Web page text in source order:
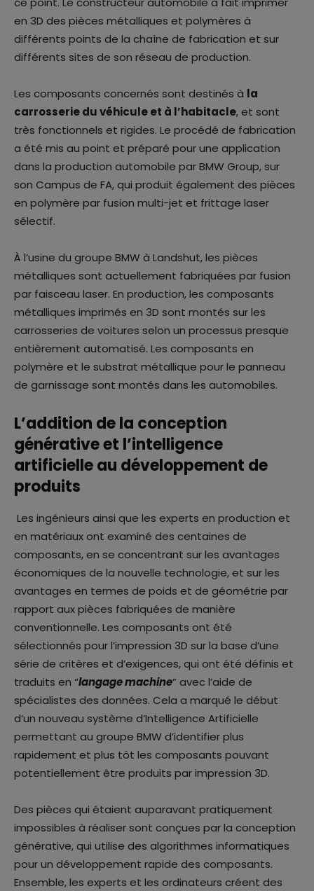
en 3D des pièces métalliques et polymères à
différents points de la chaîne de fabrication et sur
différents sites de son réseau de production.
Les composants concernés sont destinés à la
carrosserie du véhicule et à l’habitacle, et sont
très fonctionnels et rigides. Le procédé de fabrication
a été mis au point et préparé pour une application
dans la production automobile par BMW Group, sur
son Campus de FA, qui produit également des pièces
en polymère par fusion multi-jet et frittage laser
sélectif.
À l’usine du groupe BMW à Landshut, les pièces
métalliques sont actuellement fabriquées par fusion
par faisceau laser. En production, les composants
métalliques imprimés en 3D sont montés sur les
carrosseries de voitures selon un processus presque
entièrement automatisé. Les composants en
polymère et le substrat métallique pour le panneau
de garnissage sont montés dans les automobiles.
L’addition de la conception
générative et l’intelligence
artificielle au développement de
produits
Les ingénieurs ainsi que les experts en production et
en matériaux ont examiné des centaines de
composants, en se concentrant sur les avantages
économiques de la nouvelle technologie, et sur les
avantages en termes de poids et de géométrie par
rapport aux pièces fabriquées de manière
conventionnelle. Les composants ont été
sélectionnés pour l’impression 3D sur la base d’une
série de critères et d’exigences, qui ont été définis et
traduits en “langage machine” avec l’aide de
spécialistes des données. Cela a marqué le début
d’un nouveau système d’Intelligence Artificielle
permettant au groupe BMW d’identifier plus
rapidement et plus tôt les composants pouvant
potentiellement être produits par impression 3D.
Des pièces qui étaient auparavant pratiquement
impossibles à réaliser sont conçues par la conception
générative, qui utilise des algorithmes informatiques
pour un développement rapide des composants.
Ensemble, les experts et les ordinateurs créent des